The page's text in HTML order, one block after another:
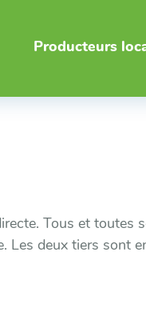
Producteurs
Tous et toutes
deux tiers sont